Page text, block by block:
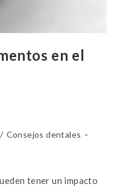
en el
/ Consejos dentales
tener un impacto